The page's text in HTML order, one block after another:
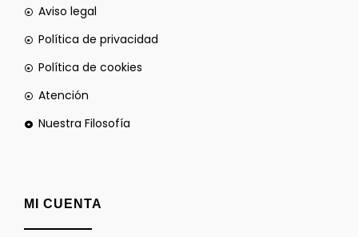
Aviso legal
Política de privacidad
Política de cookies
Atención
Nuestra Filosofía
MI CUENTA